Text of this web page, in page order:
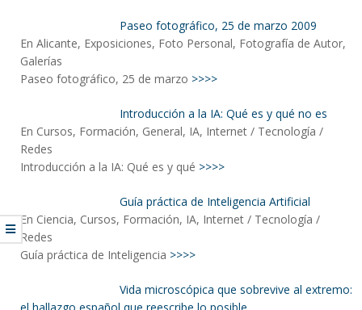
Paseo fotográfico, 25 de marzo 2009
En Alicante, Exposiciones, Foto Personal, Fotografía de Autor,
Galerías
Paseo fotográfico, 25 de marzo >>>>
Introducción a la IA: Qué es y qué no es
En Cursos, Formación, General, IA, Internet / Tecnología /
Redes
Introducción a la IA: Qué es y qué >>>>
Guía práctica de Inteligencia Artificial
En Ciencia, Cursos, Formación, IA, Internet / Tecnología /
Redes
Guía práctica de Inteligencia >>>>
Vida microscópica que sobrevive al extremo: